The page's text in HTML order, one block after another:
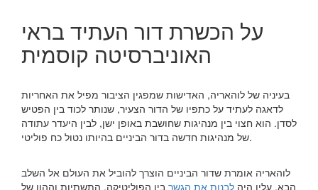
על הכשרת דור העתיד בראי
האוניברסיטה קוסמית
בעיניה של לוהאריה, האדישות שמפגין הציבור מפיל את האחריות
לדאגה לעתיד על כתפיו של הדור הצעיר, שנותר לכוד בין הפטיש
לסדן. הוא חצוי בין מנהיגות שחושבת באופן ישן, לבין היעדר עתודה
של מנהיגות חדשה בדור הביניים בהיותו נטול כח פוליטי.
לוהאריה אומרת שדור הביניים הוצרך להוביל את העולם אל השלב
הבא. עליו היה לבנות את הגשר בין הפוליטיקה, התשתיות וההון של